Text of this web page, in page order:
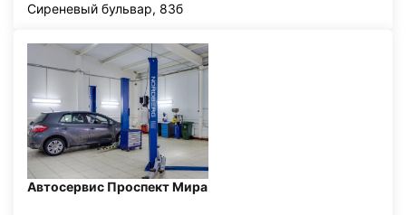
Сиреневый бульвар, 83б
Автосервис Проспект Мира